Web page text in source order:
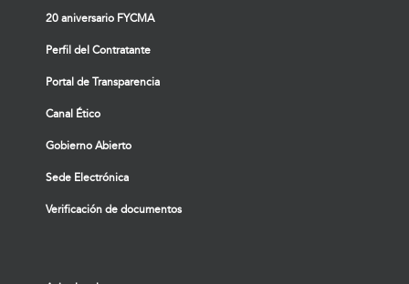
20 aniversario FYCMA
Perfil del Contratante
Portal de Transparencia
Canal Ético
Gobierno Abierto
Sede Electrónica
Verificación de documentos